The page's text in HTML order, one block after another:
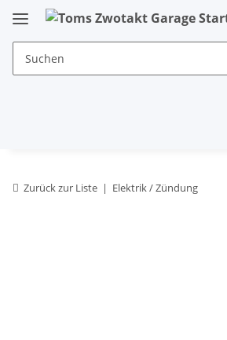
Zurück zur Liste Elektrik / Zündung